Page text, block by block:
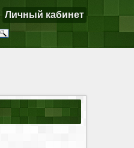
Личный кабинет